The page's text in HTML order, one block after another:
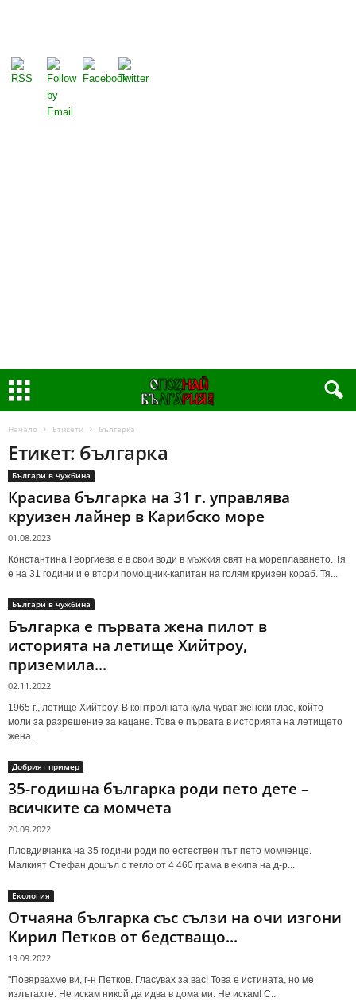
Начало Етикети българка
Етикет: българка
Българи в чужбина
Красива българка на 31 г. управлява
круизен лайнер в Карибско море
01.08.2023
Константина Георгиева е в свои води в мъжкия свят на мореплаването. Тя
е на 31 години и е втори помощник-капитан на голям круизен кораб. Тя...
Българи в чужбина
Българка е първата жена пилот в
историята на летище Хийтроу,
приземила...
02.11.2022
1965 г., летище Хийтроу. В контролната кула чуват женски глас, който
моли за разрешение за кацане. Това е първата в историята на летището
жена...
Добрият пример
35-годишна българка роди пето дете –
всичките са момчета
20.09.2022
Пловдивчанка на 35 години роди по естествен път пето момченце.
Малкият Стефан дошъл с тегло от 4 460 грама в екипа на д-р...
Екология
Отчаяна българка със сълзи на очи изгони
Кирил Петков от бедстващо...
19.09.2022
"Повярвахме ви, г-н Петков. Гласувах за вас! Това е истината, но ме
излъгахте. Не искам никой да идва в дома ми. Не искам! С...